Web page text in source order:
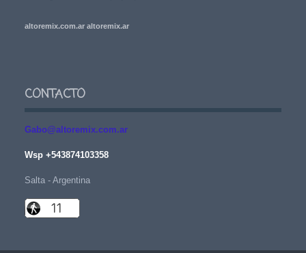
altoremix.com.ar altoremix.ar
CONTACTO
Gabo@altoremix.com.ar
Wsp +543874103358
Salta - Argentina